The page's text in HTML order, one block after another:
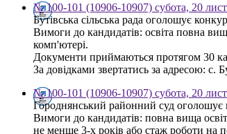
№ 100-101 (10906-10907) субота, 20
Бутівська сільська рада оголошує
Вимоги до кандидатів: освіта повна
комп'ютері.
Документи приймаються протягом 30
За довідками звертатись за адресою: с.
№ 100-101 (10906-10907) субота, 20
Городнянський районний суд оголошує
Вимоги до кандидатів: повна вища
не менше 3-х років або стаж роботи на